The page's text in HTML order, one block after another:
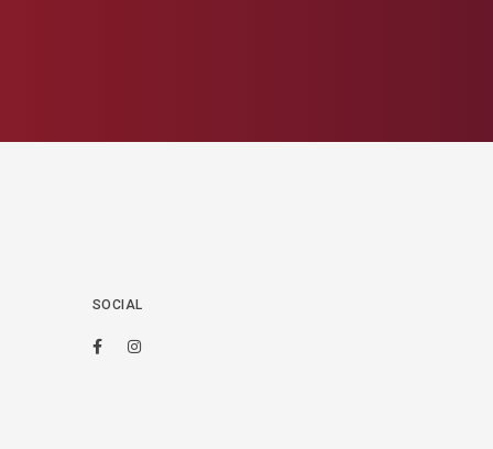
SOCIAL